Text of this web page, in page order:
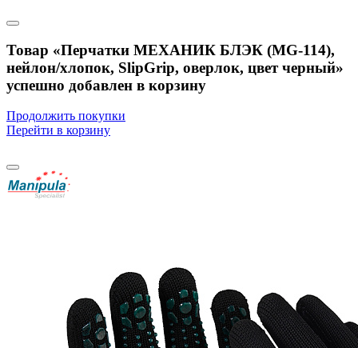
Товар «Перчатки МЕХАНИК БЛЭК (MG-114),
нейлон/хлопок, SlipGrip, оверлок, цвет черный»
успешно добавлен в корзину
Продолжить покупки
Перейти в корзину